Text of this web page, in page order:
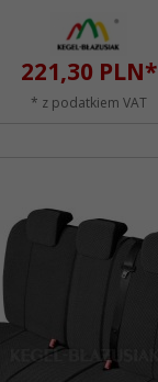
221,30 PLN*
* z podatkiem VAT